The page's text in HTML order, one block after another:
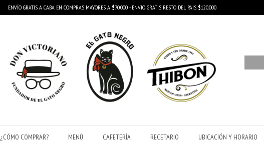
ENVÍO GRATIS A CABA EN COMPRAS MAYORES A $70.000 - ENVIO GRATIS RESTO DEL PAIS $120.000
¿CÓMO COMPRAR? MENÚ CAFETERÍA RECETARIO UBICACIÓN Y HORARIO